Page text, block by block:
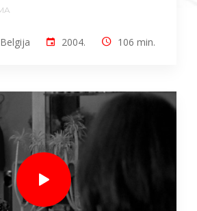
2004. 106 min.